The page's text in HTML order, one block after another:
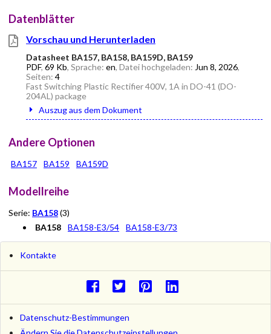
Datenblätter
Vorschau und Herunterladen
Datasheet BA157, BA158, BA159D, BA159
PDF, 69 Kb, Sprache: en, Datei hochgeladen: Jun 8, 2026,
Seiten: 4
Fast Switching Plastic Rectifier 400V, 1A in DO-41 (DO-
204AL) package
Auszug aus dem Dokument
Andere Optionen
BA157 BA159 BA159D
Modellreihe
Serie: BA158(3)
BA158
BA158-E3/54 BA158-E3/73
Kontakte
Datenschutz-Bestimmungen